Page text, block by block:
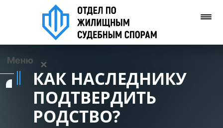
Меню ✕
КАК НАСЛЕДНИКУ
ПОДТВЕРДИТЬ
РОДСТВО?